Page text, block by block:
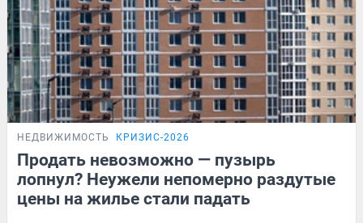
НЕДВИЖИМОСТЬ КРИЗИС-2026
Продать невозможно — пузырь
лопнул? Неужели непомерно раздутые
цены на жилье стали падать